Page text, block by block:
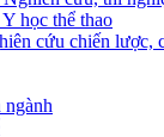
học thể thao
cứu chiến lược,